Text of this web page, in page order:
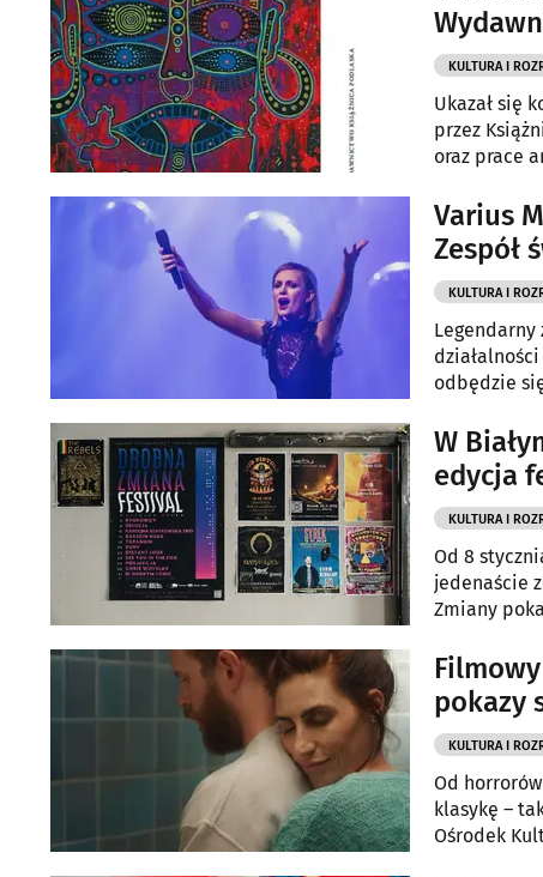
KULTURA I
Ukazał się
przez
oraz prace
Varius
Zespół
KULTURA I
Legendarny
odbędzie
W
edycja
KULTURA I
Od 8
jedenaście
Zmiany
pokazy
KULTURA I
Od
klasykę –
Ośrodek